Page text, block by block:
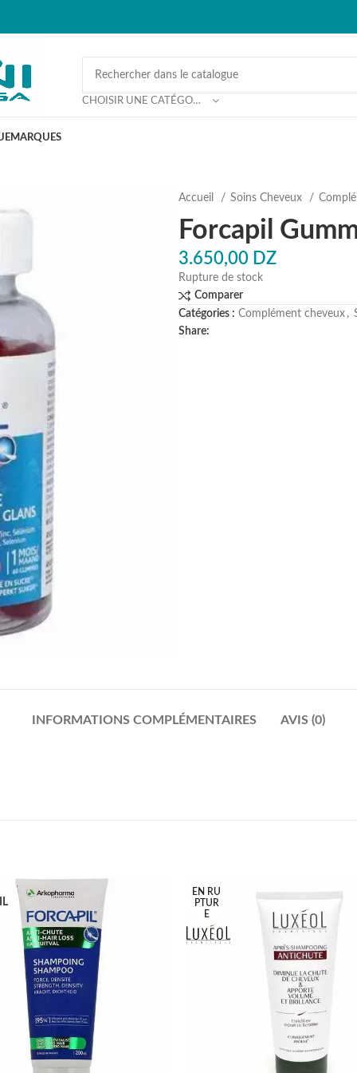
CHOISIR UNE CATÉGORIE
MARQUES
Accueil Soins Cheveux
Forcapil
3.650,00 DZ
Rupture de stock
Comparer
Catégories : Complément cheveux ,
Share:
INFORMATIONS COMPLÉMENTAIRES AVIS (0)
EN RU
PTUR
E